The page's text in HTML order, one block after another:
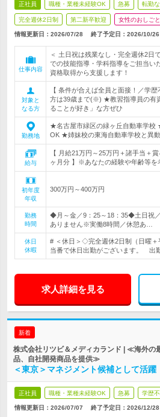
正社員 職種・業種未経験OK 急募 転勤な
完全週休2日制 第二新卒歓迎 女性のおしご
情報更新日：2026/07/28 終了予定日： 2026/10/26
仕事内容
＜ 土日祝は残業なし・完全週休2日
での技能指導・学科指導をご担当
資格取得から支援します！
対象と
なる方
【 条件が合えば全員と面接！／学
方は39歳まで(※) ★教習指導員の有
ることが好き」な方ぜひ
勤務地
★名古屋市緑区の緑ヶ丘自動車学校
OK ★姉妹校の東海自動車学校と異
給与
【 月給21万円～25万円＋諸手当＋
ヶ月分 】※あなたの経験や年齢等を
初年度
年収
300万円～400万円
勤務
時間
◆月～金／9：25～18：35◆土日祝
ありません※実働8時間／休憩あ…
休日
休暇
# ＜休日＞◇完全週休2日制（日曜
当番で休日出勤がございます。 出
求人詳細を見る
新着
株式会社リツビ＆メディカランド | ≪海外の
品、自社開発商品を提供≫
＜東京＞マネジメント候補として活躍
正社員 職種・業種未経験OK 急募 学歴
情報更新日：2026/07/07 終了予定日： 2026/12/28